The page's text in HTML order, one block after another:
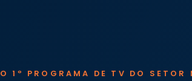
O 1º PROGRAMA DE TV DO